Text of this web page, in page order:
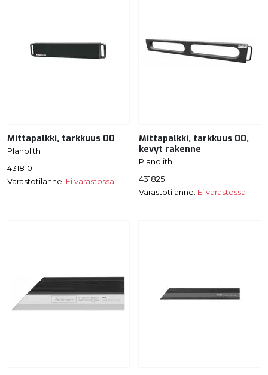
Mittapalkki, tarkkuus 00
Planolith
431810
Varastotilanne: Ei varastossa
Mittapalkki, tarkkuus 00,
kevyt rakenne
Planolith
431825
Varastotilanne: Ei varastossa